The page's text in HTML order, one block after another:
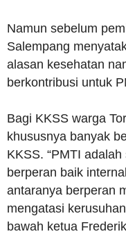
Namun sebelum
Salempang
alasan kesehatan
berkontribusi untuk
Bagi KKSS warga
khususnya banyak
KKSS. “PMTI
berperan baik
antaranya berperan
mengatasi
bawah ketua